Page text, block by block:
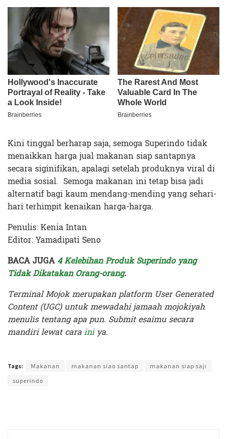
Kini tinggal berharap saja, semoga Superindo tidak
menaikkan harga jual makanan siap santapnya
secara siginifikan, apalagi setelah produknya viral di
media sosial. Semoga makanan ini tetap bisa jadi
alternatif bagi kaum mendang-mending yang sehari-
hari terhimpit kenaikan harga-harga.
Penulis: Kenia Intan
Editor: Yamadipati Seno
BACA JUGA 4 Kelebihan Produk Superindo yang
Tidak Dikatakan Orang-orang.
Terminal Mojok merupakan platform User Generated
Content (UGC) untuk mewadahi jamaah mojokiyah
menulis tentang apa pun. Submit esaimu secara
mandiri lewat carainiya.
Tags: Makanan makanan siao santap
makanan siap saji
superindo